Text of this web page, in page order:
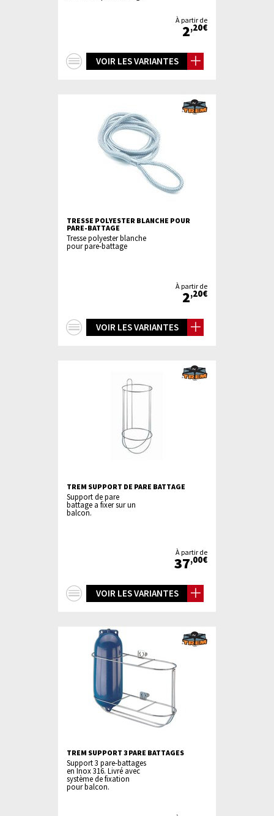
À partir de
2,20€
VOIR LES VARIANTES
TRESSE POLYESTER BLANCHE POUR
PARE-BATTAGE
Tresse polyester blanche
pour pare-battage
À partir de
2,20€
VOIR LES VARIANTES
TREM SUPPORT DE PARE BATTAGE
Support de pare
battage a fixer sur un
balcon.
À partir de
37,00€
VOIR LES VARIANTES
TREM SUPPORT 3 PARE BATTAGES
Support 3 pare-battages
en Inox 316. Livré avec
système de fixation
pour balcon.